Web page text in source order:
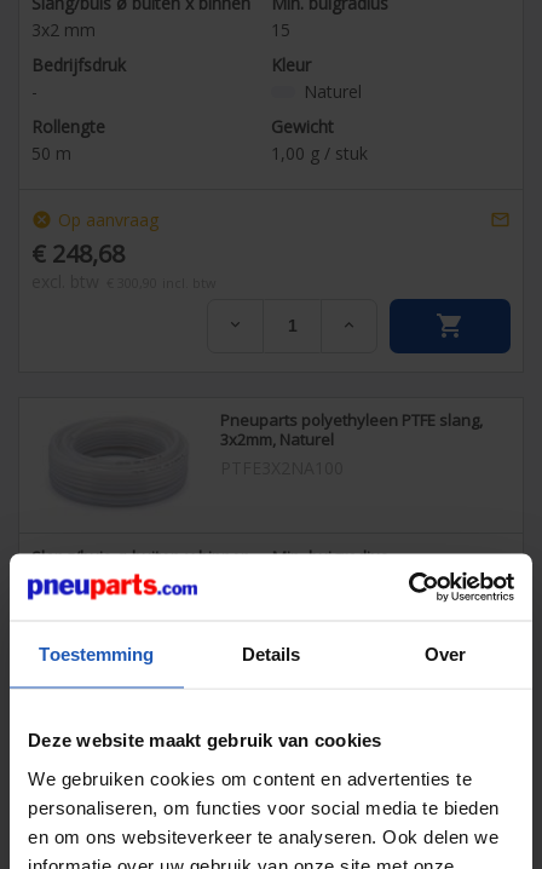
Toestemming Details Over
Deze website maakt gebruik van cookies
We gebruiken cookies om content en advertenties te
personaliseren, om functies voor social media te bieden
en om ons websiteverkeer te analyseren. Ook delen we
informatie over uw gebruik van onze site met onze
3x2 mm
15
Bedrijfsdruk
-
Kleur
Naturel
Rollengte
50 m
Gewicht
1,00 g / stuk

cancel Op aanvraag
€ 248,68
 
Pneuparts polyethyleen PTFE slang,
3x2mm, Naturel
Slang/buis ø buiten x binnen
3x2mm
Min. buigradius
Rollengte
cancel Op aanvraag
€ 197,37
excl. btw € 238,82 incl. btw